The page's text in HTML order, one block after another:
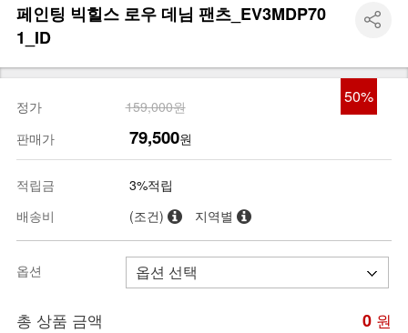
페인팅 빅힐스 로우 데님 팬츠_EV3MDP70
1_ID
50%
정가
159,000원
판매가
79,500원
적립금
3%적립
배송비
(조건) 지역별
옵션
총 상품 금액 0 원